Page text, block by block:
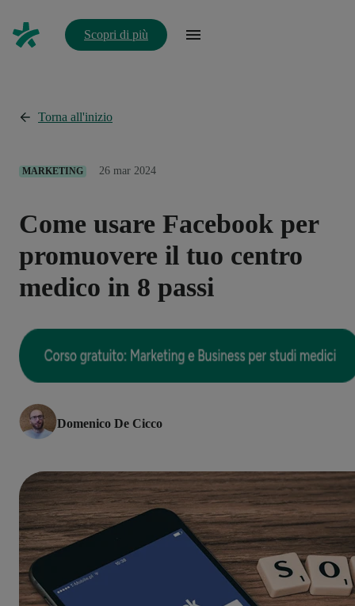
Scopri di più
Torna all'inizio
MARKETING 26 mar 2024
Come usare Facebook per
promuovere il tuo centro
medico in 8 passi
Domenico De Cicco